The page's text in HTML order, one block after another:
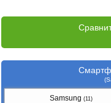
Samsung (11)